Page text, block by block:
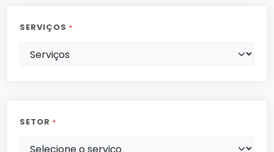
SERVIÇOS *
SETOR *